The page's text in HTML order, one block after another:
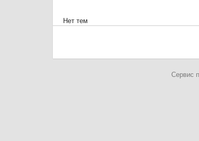
Нет тем
Сервис